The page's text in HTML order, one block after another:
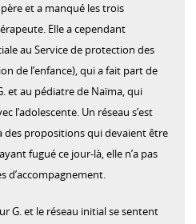
et a manqué les trois
Elle a cependant
au Service de protection des
de l’enfance), qui a fait part de
et au pédiatre de Naïma, qui
l’adolescente. Un réseau s’est
des propositions qui devaient être
fugué ce jour-là, elle n’a pas
d’accompagnement.
G. et le réseau initial se sentent